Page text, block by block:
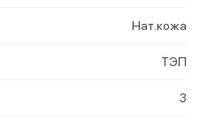
Нат.кожа
ТЭП
3